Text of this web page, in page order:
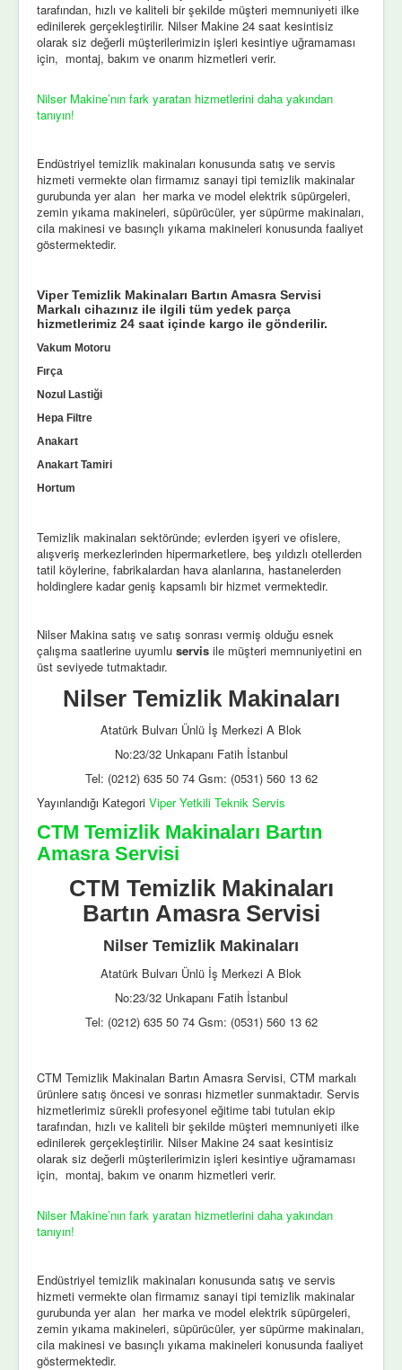
tarafından, hızlı ve kaliteli bir şekilde müşteri memnuniyeti ilke
edinilerek gerçekleştirilir. Nilser Makine 24 saat kesintisiz
olarak siz değerli müşterilerimizin işleri kesintiye uğramaması
için, montaj, bakım ve onarım hizmetleri verir.
Nilser Makine’nın fark yaratan hizmetlerini daha yakından
tanıyın!
Endüstriyel temizlik makinaları konusunda satış ve servis
hizmeti vermekte olan firmamız sanayi tipi temizlik makinalar
gurubunda yer alan her marka ve model elektrik süpürgeleri,
zemin yıkama makineleri, süpürücüler, yer süpürme makinaları,
cila makinesi ve basınçlı yıkama makineleri konusunda faaliyet
göstermektedir.
Viper Temizlik Makinaları Bartın Amasra Servisi
Markalı cihazınız ile ilgili tüm yedek parça
hizmetlerimiz 24 saat içinde kargo ile gönderilir.
Vakum Motoru
Fırça
Nozul Lastiği
Hepa Filtre
Anakart
Anakart Tamiri
Hortum
Temizlik makinaları sektöründe; evlerden işyeri ve ofislere,
alışveriş merkezlerinden hipermarketlere, beş yıldızlı otellerden
tatil köylerine, fabrikalardan hava alanlarına, hastanelerden
holdinglere kadar geniş kapsamlı bir hizmet vermektedir.
Nilser Makina satış ve satış sonrası vermiş olduğu esnek
çalışma saatlerine uyumlu servis ile müşteri memnuniyetini en
üst seviyede tutmaktadır.
Nilser Temizlik Makinaları
Atatürk Bulvarı Ünlü İş Merkezi A Blok
No:23/32 Unkapanı Fatih İstanbul
Tel: (0212) 635 50 74 Gsm: (0531) 560 13 62
Yayınlandığı Kategori Viper Yetkili Teknik Servis
CTM Temizlik Makinaları Bartın
Amasra Servisi
CTM Temizlik Makinaları
Bartın Amasra Servisi
Nilser Temizlik Makinaları
Atatürk Bulvarı Ünlü İş Merkezi A Blok
No:23/32 Unkapanı Fatih İstanbul
Tel: (0212) 635 50 74 Gsm: (0531) 560 13 62
CTM Temizlik Makinaları Bartın Amasra Servisi, CTM markalı
ürünlere satış öncesi ve sonrası hizmetler sunmaktadır. Servis
hizmetlerimiz sürekli profesyonel eğitime tabi tutulan ekip
tarafından, hızlı ve kaliteli bir şekilde müşteri memnuniyeti ilke
edinilerek gerçekleştirilir. Nilser Makine 24 saat kesintisiz
olarak siz değerli müşterilerimizin işleri kesintiye uğramaması
için, montaj, bakım ve onarım hizmetleri verir.
Nilser Makine’nın fark yaratan hizmetlerini daha yakından
tanıyın!
Endüstriyel temizlik makinaları konusunda satış ve servis
hizmeti vermekte olan firmamız sanayi tipi temizlik makinalar
gurubunda yer alan her marka ve model elektrik süpürgeleri,
zemin yıkama makineleri, süpürücüler, yer süpürme makinaları,
cila makinesi ve basınçlı yıkama makineleri konusunda faaliyet
göstermektedir.